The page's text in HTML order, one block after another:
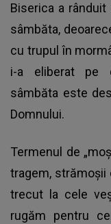
Biserica a
sâmbăta,
cu trupul în
i-a eliberat pe
sâmbăta este
Domnului.
Termenul de
tragem, strămoșii
trecut la cele
rugăm pentru